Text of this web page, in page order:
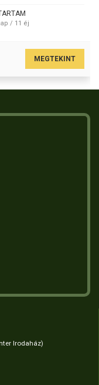
/ 11 éj
MEGTEKINT
Irodaház)